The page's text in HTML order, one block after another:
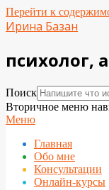
Перейти к
Ирина Базан
психолог,
Поиск
Вторичное меню
Меню
Главная
Обо мне
Консультации
Онлайн-курсы